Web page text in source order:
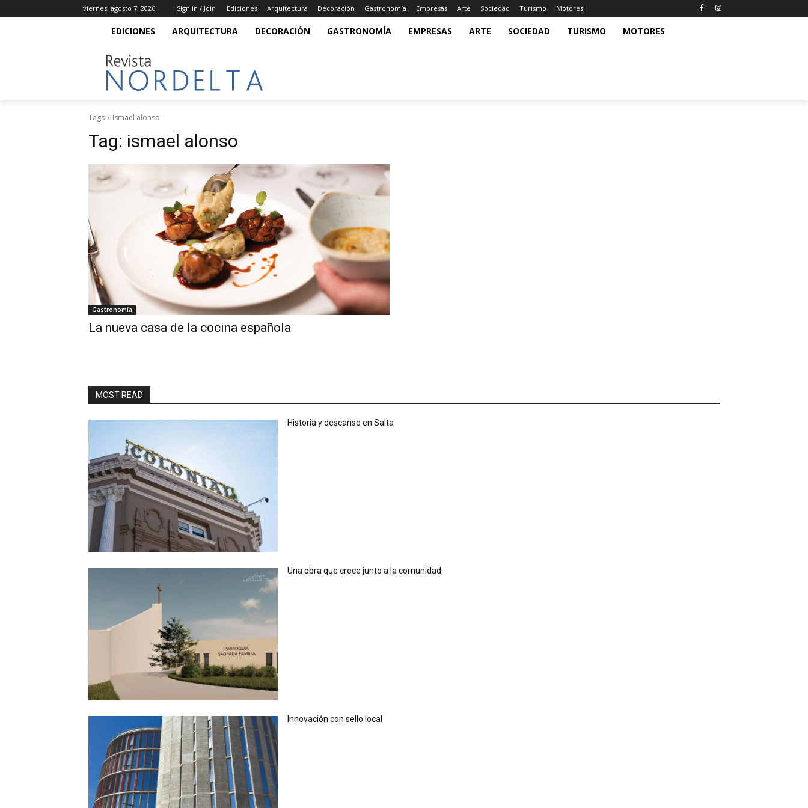
viernes, agosto 7, 2026 Sign in / Join Ediciones Arquitectura Decoración Gastronomía Empresas Arte Sociedad Turismo Motores
EDICIONES ARQUITECTURA DECORACIÓN GASTRONOMÍA EMPRESAS ARTE SOCIEDAD TURISMO MOTORES
Tags Ismael alonso
Tag: ismael alonso
Gastronomía
La nueva casa de la cocina española
MOST READ
Historia y descanso en Salta
Una obra que crece junto a la comunidad
Innovación con sello local